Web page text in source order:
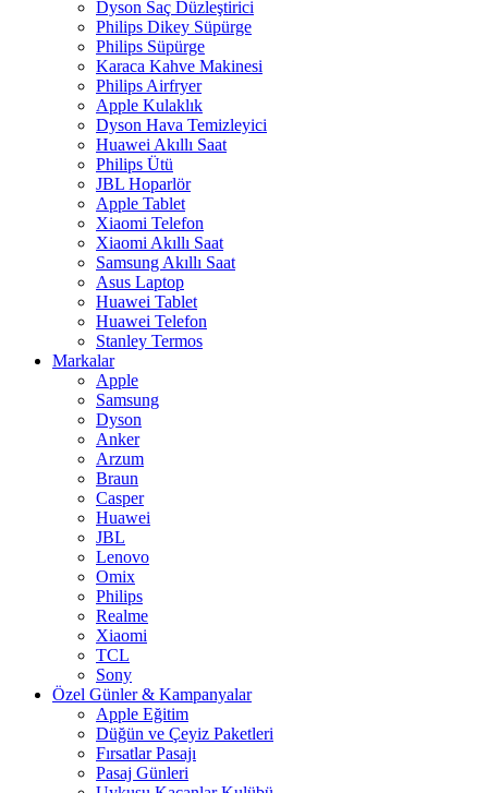
Dyson Saç Düzleştirici
Philips Dikey Süpürge
Philips Süpürge
Karaca Kahve Makinesi
Philips Airfryer
Apple Kulaklık
Dyson Hava Temizleyici
Huawei Akıllı Saat
Philips Ütü
JBL Hoparlör
Apple Tablet
Xiaomi Telefon
Xiaomi Akıllı Saat
Samsung Akıllı Saat
Asus Laptop
Huawei Tablet
Huawei Telefon
Stanley Termos
Markalar
Apple
Samsung
Dyson
Anker
Arzum
Braun
Casper
Huawei
JBL
Lenovo
Omix
Philips
Realme
Xiaomi
TCL
Sony
Özel Günler & Kampanyalar
Apple Eğitim
Düğün ve Çeyiz Paketleri
Fırsatlar Pasajı
Pasaj Günleri